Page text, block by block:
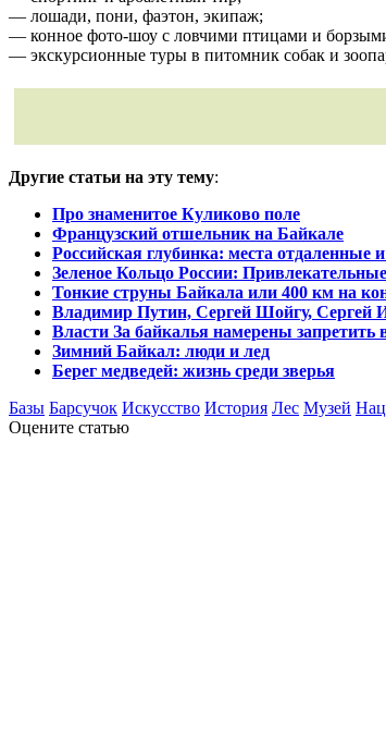
— лошади, пони, фаэтон, экипаж;
— конное фото-шоу с ловчими птицами и
— экскурсионные туры в питомник собак и
Другие статьи на эту тему:
Про знаменитое Куликово поле
Французский отшельник на Байкале
Российская глубинка: места отдаленные
Зеленое Кольцо России:
Тонкие струны Байкала или 400 км на
Владимир Путин, Сергей Шойгу, Сергей
Власти За байкалья намерены запретить
Зимний Байкал: люди и лед
Берег медведей: жизнь среди зверья
Базы Барсучок Искусство История Лес Музей
Оцените статью